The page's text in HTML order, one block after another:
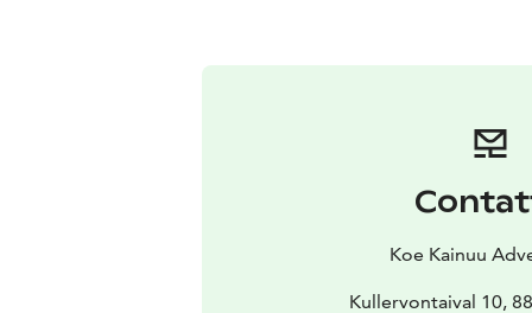
Koe Kainuu
Kullervontaival 10,